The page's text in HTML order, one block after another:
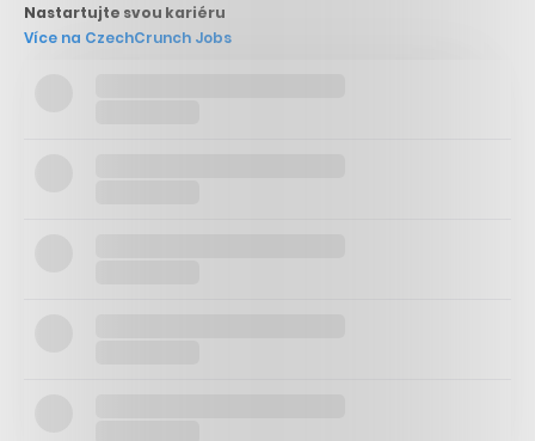
Nastartujte svou kariéru
Více na CzechCrunch Jobs